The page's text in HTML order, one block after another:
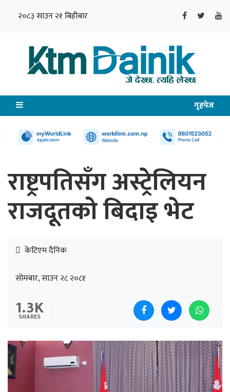
२०८३ साउन २१ बिहीबार
गृहपेज
राष्ट्रपतिसँग अस्ट्रेलियन
राजदूतको बिदाइ भेट
केटिएम दैनिक
सोमबार, साउन २८ २०८१
1.3K
SHARES